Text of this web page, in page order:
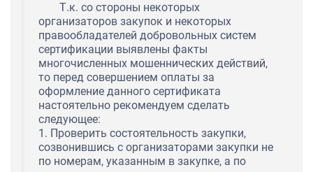
Т.к. со стороны некоторых
организаторов закупок и некоторых
правообладателей добровольных систем
сертификации выявлены факты
многочисленных мошеннических действий,
то перед совершением оплаты за
оформление данного сертификата
настоятельно рекомендуем сделать
следующее:
1. Проверить состоятельность закупки,
созвонившись с организаторами закупки не
по номерам, указанным в закупке, а по